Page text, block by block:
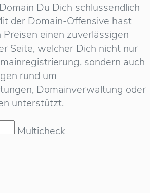
Du Dich schlussendlich
der Domain-Offensive hast
einen zuverlässigen
Seite, welcher Dich nicht nur
sondern auch
rund um
Domainverwaltung oder
unterstützt.
Multicheck